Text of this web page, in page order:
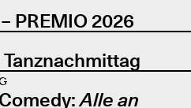
PREMIO 2026
Alle an